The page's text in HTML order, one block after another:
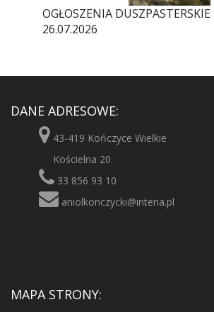
OGŁOSZENIA DUSZPASTERSKIE
26.07.2026
DANE ADRESOWE:
43-419 Kończyce Wielkie
Kościelna 20
33 856 93 10
aniolkonczycki@interia.pl
MAPA STRONY: